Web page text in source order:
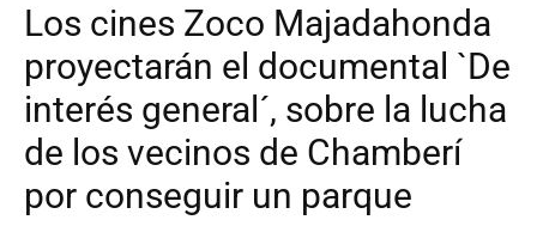
Los cines Zoco Majadahonda
proyectarán el documental `De
interés general´, sobre la lucha
de los vecinos de Chamberí
por conseguir un parque